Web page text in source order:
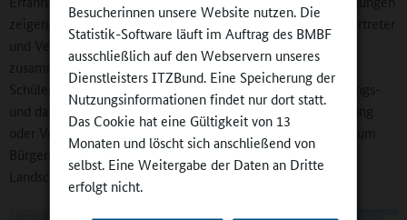
Besucherinnen unsere Website nutzen. Die
Statistik-Software läuft im Auftrag des BMBF
ausschließlich auf den Webservern unseres
Dienstleisters ITZBund. Eine Speicherung der
Nutzungsinformationen findet nur dort statt.
Das Cookie hat eine Gültigkeit von 13
Monaten und löscht sich anschließend von
selbst. Eine Weitergabe der Daten an Dritte
erfolgt nicht.
zeigen, dass die besten Ergebnisse erzielt werden, wenn Vertreter
und Vertreterinnen aus verschiedenen Bereichen
zusammenkommen. Dazu zählen neben Schülerinnen und
Schülern aus verschiedenen Jahrgängen auch das Schulleitungs-
und das Lehrerteam, Hausmeister, Eltern, die Schulverwaltung
oder Verantwortliche der Kinder und Jugendhilfe – bis hin zum
Bürgermeister oder der Bürgermeisterin. Auch ein
Landschaftsarchitekt kann dazu gehören.